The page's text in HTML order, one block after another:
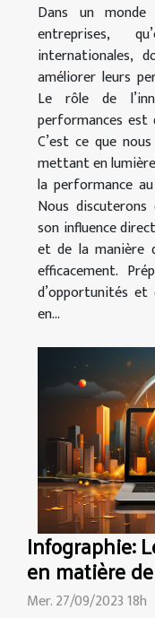
Dans un
entreprises,
internationales,
améliorer leurs
Le rôle de
performances est
C’est ce que
mettant en
la performance
Nous discuterons
son influence
et de la manière
efficacement.
d’opportunités
en...
Infographie:
en matière
Mer. 27/09/2023 18h